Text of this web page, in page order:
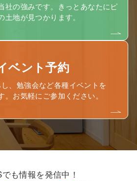
社の強みです。きっとあなたにピ
土地が見つかります。
ベント予約
、勉強会など各種イベントを
。お気軽にご参加ください。
も情報を発信中！